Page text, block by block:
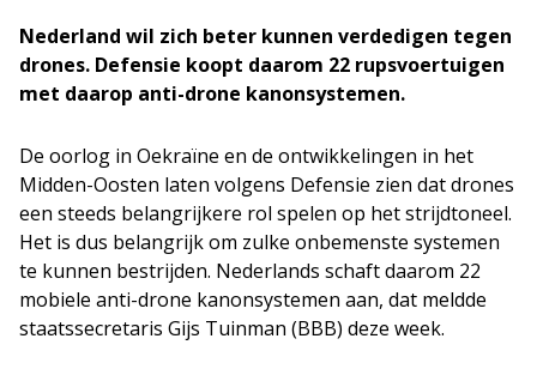
Nederland wil zich beter kunnen verdedigen tegen
drones. Defensie koopt daarom 22 rupsvoertuigen
met daarop anti-drone kanonsystemen.
De oorlog in Oekraïne en de ontwikkelingen in het
Midden-Oosten laten volgens Defensie zien dat drones
een steeds belangrijkere rol spelen op het strijdtoneel.
Het is dus belangrijk om zulke onbemenste systemen
te kunnen bestrijden. Nederlands schaft daarom 22
mobiele anti-drone kanonsystemen aan, dat meldde
staatssecretaris Gijs Tuinman (BBB) deze week.